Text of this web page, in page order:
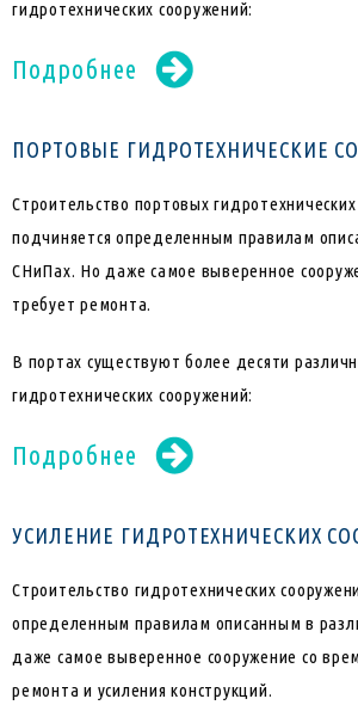
гидротехнических сооружений:
Подробнее
ПОРТОВЫЕ ГИДРОТЕХНИЧЕСКИЕ
Строительство портовых
подчиняется определенным правилам
СНиПах. Но даже самое выверенное
требует ремонта.
В портах существуют более десяти
гидротехнических сооружений:
Подробнее
УСИЛЕНИЕ ГИДРОТЕХНИЧЕСКИХ
Строительство гидротехнических
определенным правилам описанным в
даже самое выверенное сооружение со
ремонта и усиления конструкций.